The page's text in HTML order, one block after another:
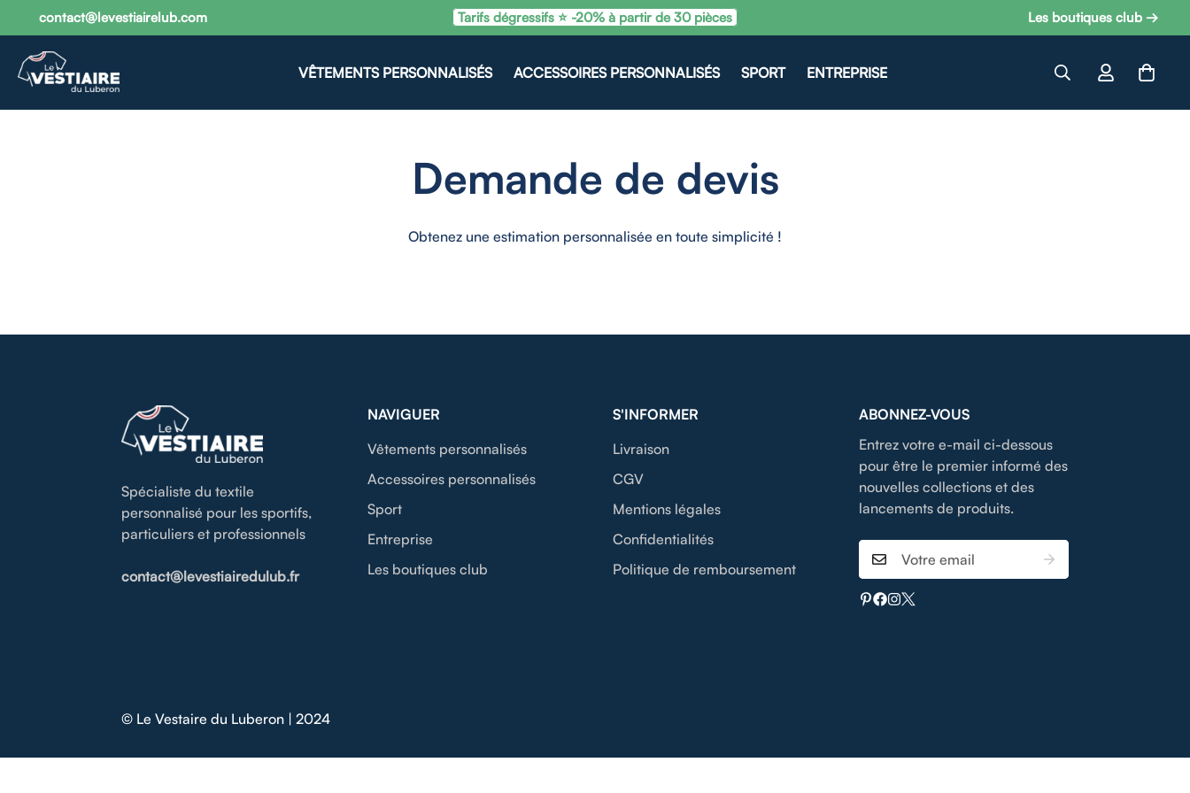
contact@levestiairelub.com Tarifs dégressifs ⭐ -20% à partir de 30 pièces Les boutiques club →
VÊTEMENTS PERSONNALISÉS ACCESSOIRES PERSONNALISÉS SPORT ENTREPRISE
Demande de devis
Obtenez une estimation personnalisée en toute simplicité !
Spécialiste du textile
personnalisé pour les sportifs,
particuliers et professionnels
contact@levestiairedulub.fr
NAVIGUER
Vêtements personnalisés
Accessoires personnalisés
Sport
Entreprise
Les boutiques club
S'INFORMER
Livraison
CGV
Mentions légales
Confidentialités
Politique de remboursement
ABONNEZ-VOUS
Entrez votre e-mail ci-dessous
pour être le premier informé des
nouvelles collections et des
lancements de produits.
© Le Vestaire du Luberon | 2024